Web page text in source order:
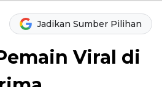
Jadikan Sumber Pilihan
Viral di